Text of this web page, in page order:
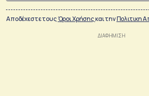
Αποδέχεστε τουςΌροι Χρήσηςκαι τηνΠολιτικη